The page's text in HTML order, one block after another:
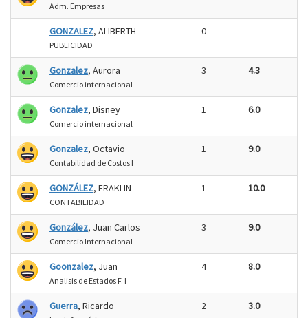
Adm. Empresas
GONZALEZ, ALIBERTH
PUBLICIDAD
0
Gonzalez, Aurora
Comercio internacional
3 4.3
Gonzalez, Disney
Comercio internacional
1 6.0
Gonzalez, Octavio
Contabilidad de Costos I
1 9.0
GONZÁLEZ, FRAKLIN
CONTABILIDAD
1 10.0
González, Juan Carlos
Comercio Internacional
3 9.0
Goonzalez, Juan
Analisis de Estados F. I
4 8.0
Guerra, Ricardo 2 3.0